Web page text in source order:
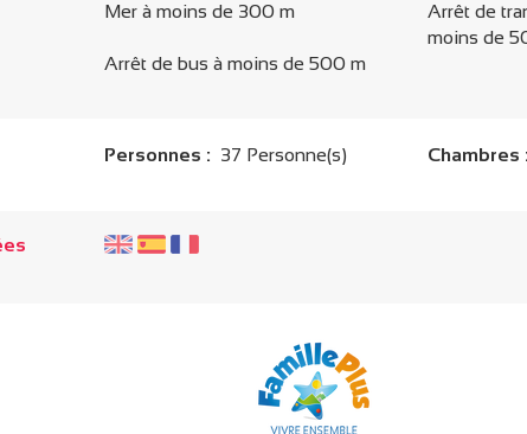
Mer à moins de 300 m
Arrêt de
moins de
Arrêt de bus à moins de 500 m
Personnes : 37 Personne(s) Chambres :